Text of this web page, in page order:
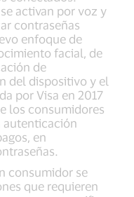
activan por voz y
contraseñas
enfoque de
facial, de
de
del dispositivo y el
por Visa en 2017
los consumidores
autenticación
en
consumidor se
que requieren